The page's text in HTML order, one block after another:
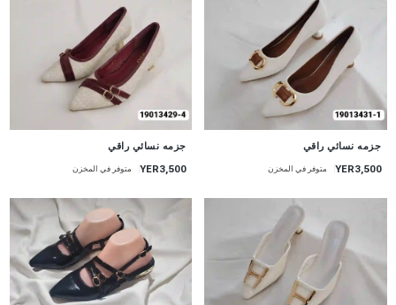
جزمه نسائي راقي
YER3,500 متوفر في المخزن
جزمه نسائي راقي
YER3,500 متوفر في المخزن